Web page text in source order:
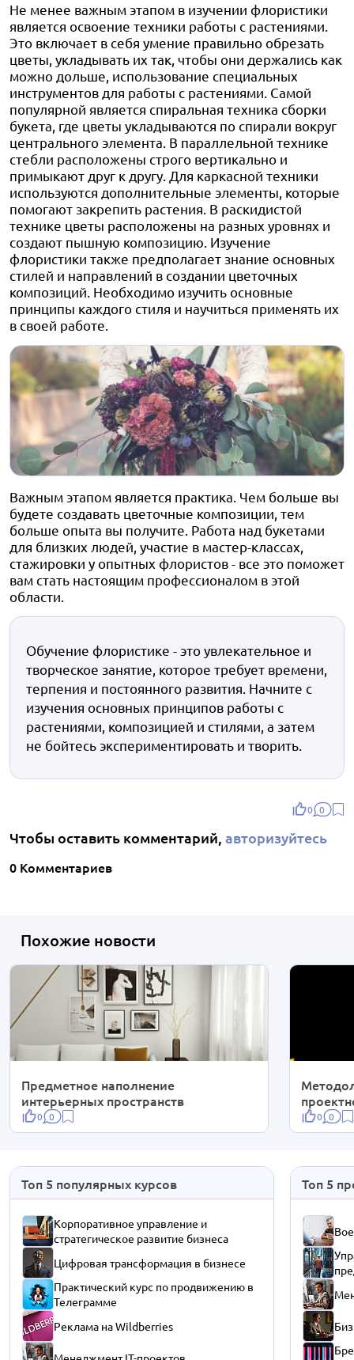
Не менее важным этапом в изучении флористики
является освоение техники работы с растениями.
Это включает в себя умение правильно обрезать
цветы, укладывать их так, чтобы они держались как
можно дольше, использование специальных
инструментов для работы с растениями. Самой
популярной является спиральная техника сборки
букета, где цветы укладываются по спирали вокруг
центрального элемента. В параллельной технике
стебли расположены строго вертикально и
примыкают друг к другу. Для каркасной техники
используются дополнительные элементы, которые
помогают закрепить растения. В раскидистой
технике цветы расположены на разных уровнях и
создают пышную композицию. Изучение
флористики также предполагает знание основных
стилей и направлений в создании цветочных
композиций. Необходимо изучить основные
принципы каждого стиля и научиться применять их
в своей работе.
Важным этапом является практика. Чем больше вы
будете создавать цветочные композиции, тем
больше опыта вы получите. Работа над букетами
для близких людей, участие в мастер-классах,
стажировки у опытных флористов - все это поможет
вам стать настоящим профессионалом в этой
области.
Обучение флористике - это увлекательное и
творческое занятие, которое требует времени,
терпения и постоянного развития. Начните с
изучения основных принципов работы с
растениями, композицией и стилями, а затем
не бойтесь экспериментировать и творить.
0 0
Чтобы оставить комментарий, авторизуйтесь
0 Комментариев
Похожие новости
Предметное наполнение
интерьерных пространств
0 0 0 0
Топ 5 популярных курсов
Корпоративное управление и
стратегическое развитие бизнеса
Цифровая трансформация в бизнесе
Практический курс по продвижению в
Телеграмме
Реклама на Wildberries
Топ 5